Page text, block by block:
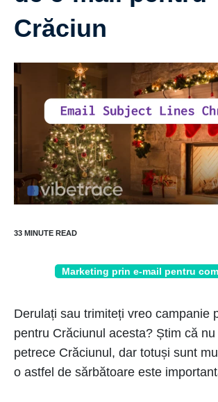
Crăciun
Marketing prin e-mail pentru
Derulați sau trimiteți vreo campanie
pentru Crăciunul acesta? Știm că
petrece Crăciunul, dar totuși sunt
o astfel de sărbătoare este